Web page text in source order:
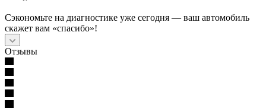
Сэкономьте на диагностике уже сегодня — ваш автомобиль
скажет вам «спасибо»!
Отзывы